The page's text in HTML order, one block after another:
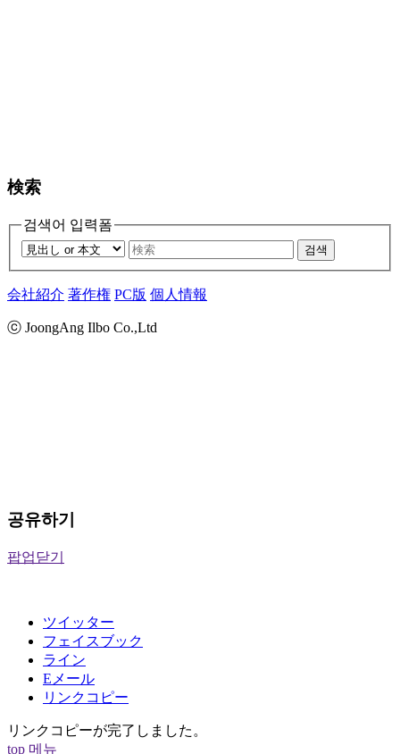
検索
검색어 입력폼
검색
会社紹介 著作権 PC版 個人情報
ⓒ JoongAng Ilbo Co.,Ltd
공유하기
팝업닫기
ツイッター
フェイスブック
ライン
Eメール
リンクコピー
リンクコピーが完了しました。
top 메뉴